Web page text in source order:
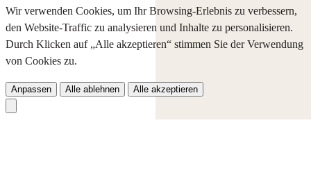
Wir verwenden Cookies, um Ihr Browsing-Erlebnis zu verbessern,
den Website-Traffic zu analysieren und Inhalte zu personalisieren.
Durch Klicken auf „Alle akzeptieren“ stimmen Sie der Verwendung
von Cookies zu.
Anpassen Alle ablehnen Alle akzeptieren